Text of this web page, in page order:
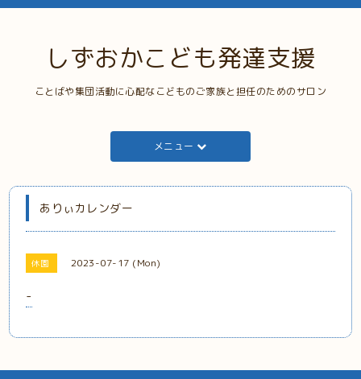
しずおかこども発達支援
ことばや集団活動に心配なこどものご家族と担任のためのサロン
メニュー
ありぃカレンダー
休園 2023-07-17 (Mon)
-